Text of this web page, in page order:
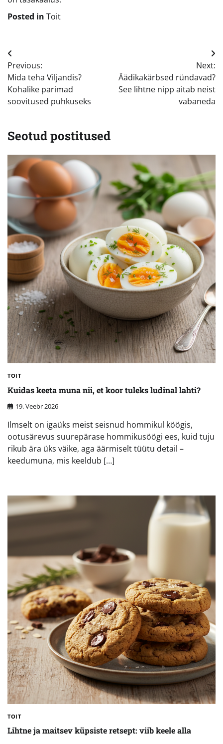
Posted in Toit
Navigeerimine
Previous:
Mida teha Viljandis?
Kohalike parimad
soovitused puhkuseks
Next:
Äädikakärbsed ründavad?
See lihtne nipp aitab neist
vabaneda
Seotud postitused
TOIT
Kuidas keeta muna nii, et koor tuleks ludinal lahti?
19. Veebr 2026
Ilmselt on igaüks meist seisnud hommikul köögis,
ootusärevus suurepärase hommikusöögi ees, kuid tuju
rikub ära üks väike, aga äärmiselt tüütu detail –
keedumuna, mis keeldub […]
TOIT
Lihtne ja maitsev küpsiste retsept: viib keele alla